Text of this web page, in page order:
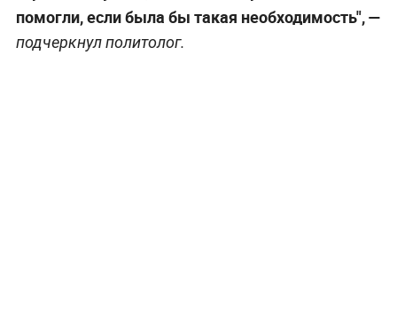
помогли, если была бы такая необходимость", —
подчеркнул политолог.